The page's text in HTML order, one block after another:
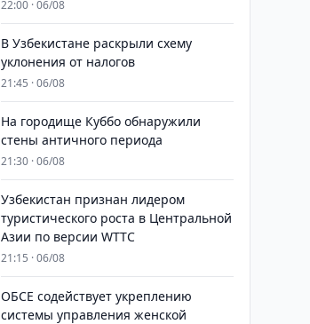
22:00 · 06/08
В Узбекистане раскрыли схему
уклонения от налогов
21:45 · 06/08
На городище Куббо обнаружили
стены античного периода
21:30 · 06/08
Узбекистан признан лидером
туристического роста в Центральной
Азии по версии WTTC
21:15 · 06/08
ОБСЕ содействует укреплению
системы управления женской